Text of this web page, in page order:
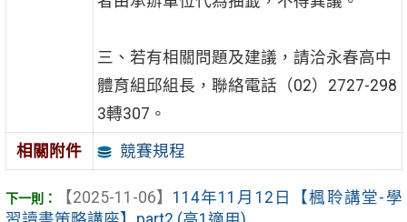
三、若有相關問題及建議，請洽永春高中
體育組邱組長，聯絡電話（02）2727-298
3轉307。
相關附件 競賽規程
【2025-11-06】 114年11月12日【楓聆講堂-學